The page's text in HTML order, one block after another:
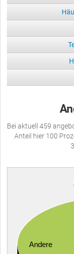
Bei aktuell 459
Anteil hier 100
Andere